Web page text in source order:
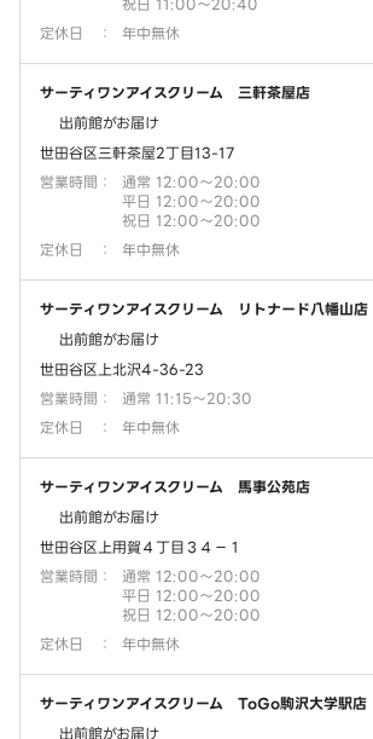
祝日 11:00～20:40
定休日
： 年中無休
サーティワンアイスクリーム 三軒茶屋店
出前館がお届け
世田谷区三軒茶屋2丁目13-17
営業時間 ：
通常 12:00～20:00
平日 12:00～20:00
祝日 12:00～20:00
定休日
： 年中無休
サーティワンアイスクリーム リトナード八幡山店
出前館がお届け
世田谷区上北沢4-36-23
営業時間 ：
通常 11:15～20:30
定休日
： 年中無休
サーティワンアイスクリーム 馬事公苑店
出前館がお届け
世田谷区上用賀４丁目３４－１
営業時間 ：
通常 12:00～20:00
平日 12:00～20:00
祝日 12:00～20:00
定休日
： 年中無休
サーティワンアイスクリーム ToGo駒沢大学駅店
出前館がお届け